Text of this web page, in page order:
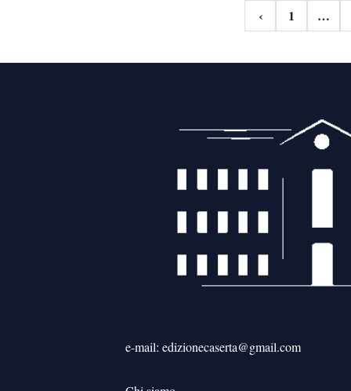
Navigazione
articoli
‹ 1 …
e-mail: edizionecaserta@gmail.com